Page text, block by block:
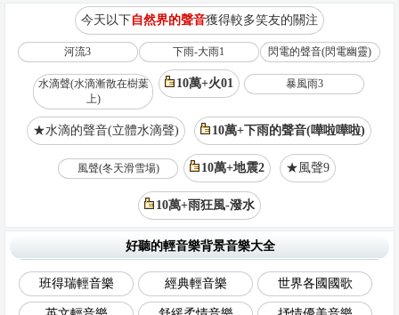
今天以下自然界的聲音獲得較多笑友的關注
河流3 下雨-大雨1 閃電的聲音(閃電幽靈)
水滴聲(水滴漸散在樹葉
上)
10萬+火01 暴風雨3
★水滴的聲音(立體水滴聲) 10萬+下雨的聲音(嘩啦嘩啦)
風聲(冬天滑雪場) 10萬+地震2 ★風聲9
10萬+雨狂風-潑水
好聽的輕音樂背景音樂大全
班得瑞輕音樂 經典輕音樂 世界各國國歌